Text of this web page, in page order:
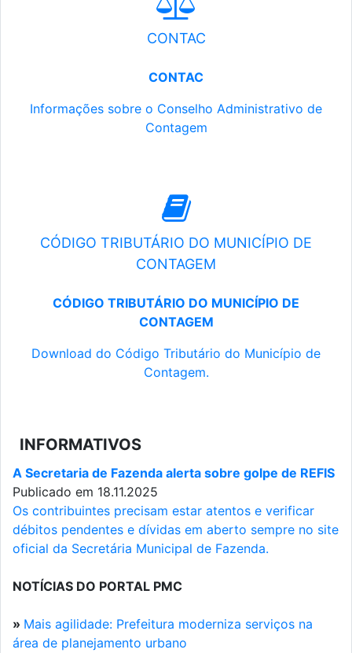
CONTAC
CONTAC
Informações sobre o Conselho Administrativo de
Contagem
CÓDIGO TRIBUTÁRIO DO MUNICÍPIO DE
CONTAGEM
CÓDIGO TRIBUTÁRIO DO MUNICÍPIO DE
CONTAGEM
Download do Código Tributário do Município de
Contagem.
INFORMATIVOS
A Secretaria de Fazenda alerta sobre golpe de REFIS
Publicado em 18.11.2025
Os contribuintes precisam estar atentos e verificar
débitos pendentes e dívidas em aberto sempre no site
oficial da Secretária Municipal de Fazenda.
NOTÍCIAS DO PORTAL PMC
» Mais agilidade: Prefeitura moderniza serviços na
área de planejamento urbano